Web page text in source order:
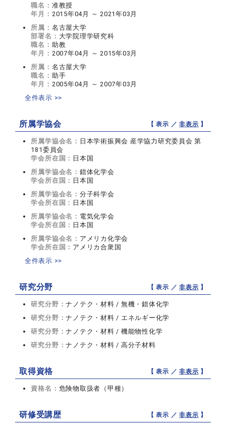
職名： 准教授
年月： 2015年04月 ～ 2021年03月
所属： 名古屋大学
部署名： 大学院理学研究科
職名： 助教
年月： 2007年04月 ～ 2015年03月
所属： 名古屋大学
職名： 助手
年月： 2005年04月 ～ 2007年03月
全件表示 >>
所属学協会 【 表示 ／非表示 】
所属学協会名： 日本学術振興会 産学協力研究委員会 第
181委員会
学会所在国： 日本国
所属学協会名： 錯体化学会
学会所在国： 日本国
所属学協会名： 分子科学会
学会所在国： 日本国
所属学協会名： 電気化学会
学会所在国： 日本国
所属学協会名： アメリカ化学会
学会所在国： アメリカ合衆国
全件表示 >>
研究分野 【 表示 ／非表示 】
研究分野：ナノテク・材料 / 無機・錯体化学
研究分野：ナノテク・材料 / エネルギー化学
研究分野：ナノテク・材料 / 機能物性化学
研究分野：ナノテク・材料 / 高分子材料
取得資格 【 表示 ／非表示 】
資格名： 危険物取扱者（甲種）
研修受講歴 【 表示 ／非表示 】